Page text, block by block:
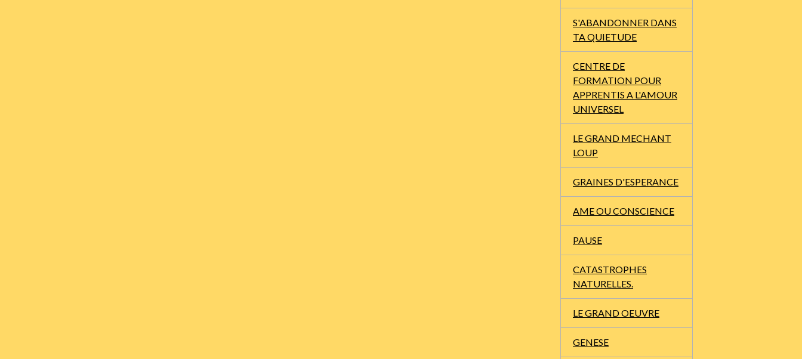
S'ABANDONNER DANS
TA QUIETUDE
CENTRE DE
FORMATION POUR
APPRENTIS A L'AMOUR
UNIVERSEL
LE GRAND MECHANT
LOUP
GRAINES D'ESPERANCE
AME OU CONSCIENCE
PAUSE
CATASTROPHES
NATURELLES.
LE GRAND OEUVRE
GENESE